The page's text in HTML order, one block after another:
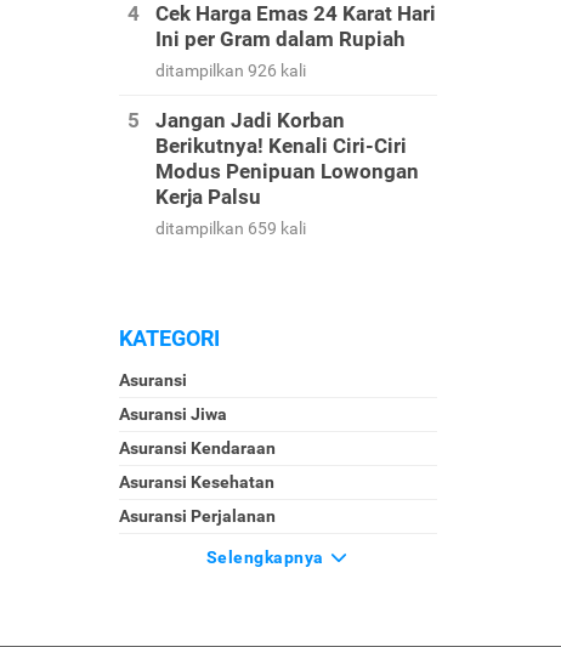
Cek Harga Emas 24 Karat Hari
Ini per Gram dalam Rupiah
ditampilkan 926 kali
Jangan Jadi Korban
Berikutnya! Kenali Ciri-Ciri
Modus Penipuan Lowongan
Kerja Palsu
ditampilkan 659 kali
KATEGORI
Asuransi
Asuransi Jiwa
Asuransi Kendaraan
Asuransi Kesehatan
Asuransi Perjalanan
Selengkapnya